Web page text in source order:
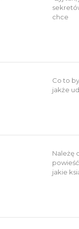
chce
Co to
jakże
Należę
jakie